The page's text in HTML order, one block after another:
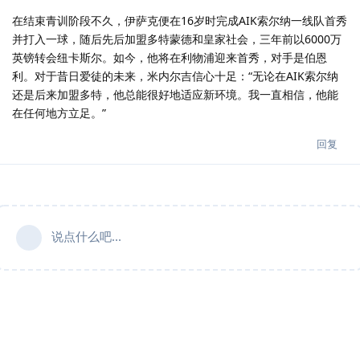
在结束青训阶段不久，伊萨克便在16岁时完成AIK索尔纳一线队首秀
并打入一球，随后先后加盟多特蒙德和皇家社会，三年前以6000万
英镑转会纽卡斯尔。如今，他将在利物浦迎来首秀，对手是伯恩
利。对于昔日爱徒的未来，米内尔吉信心十足：“无论在AIK索尔纳
还是后来加盟多特，他总能很好地适应新环境。我一直相信，他能
在任何地方立足。”
回复
说点什么吧...